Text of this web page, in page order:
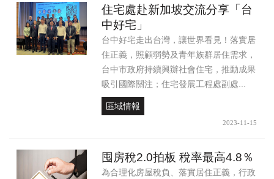
住宅處赴新加坡交流分享「台
中好宅」
台中好宅走出台灣，讓世界看見！落實居
住正義，照顧弱勢及青年族群居住需求，
台中市政府持續興辦社會住宅，推動成果
吸引國際關注；住宅發展工程處副處...
區域情報
2023-11-15
囤房稅2.0拍板 稅率最高4.8％
為合理化房屋稅負、落實居住正義，行政